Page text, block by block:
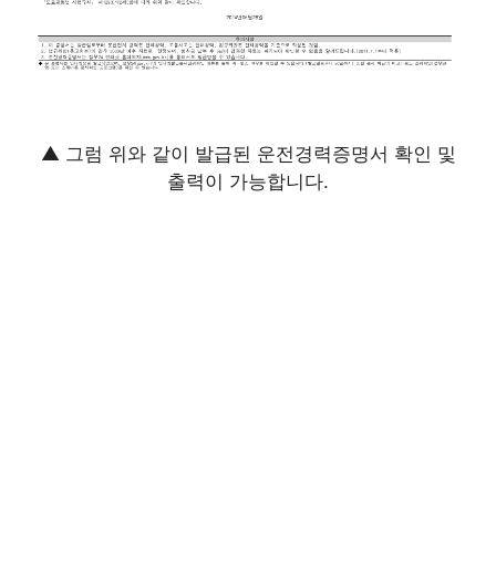
▲ 그럼 위와 같이 발급된 운전경력증명서 확인 및
출력이 가능합니다.